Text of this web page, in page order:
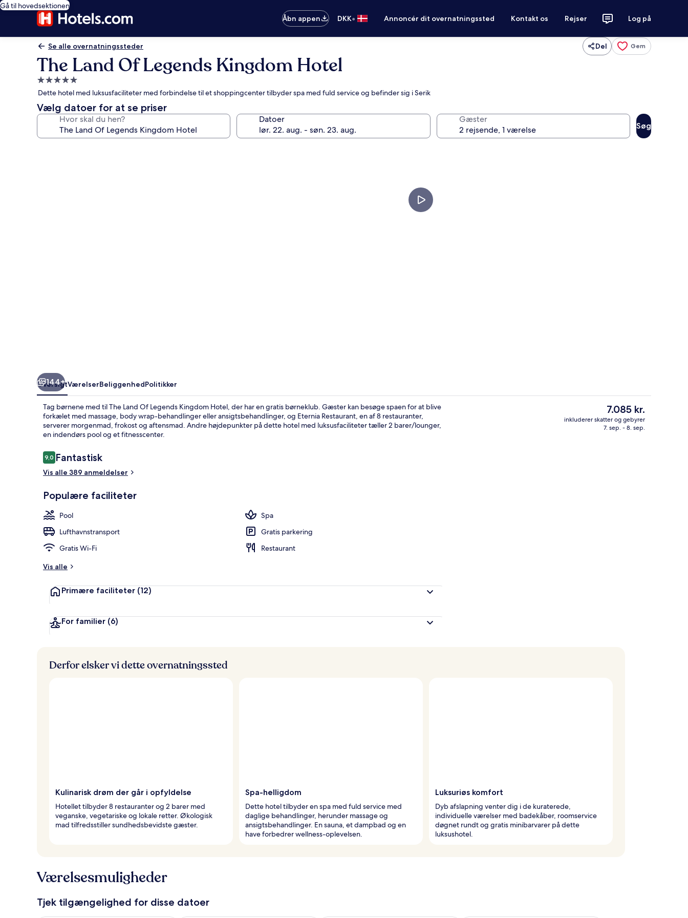
Gå til hovedsektionen
Åbn appen
DKK• Annoncér dit overnatningssted Kontakt os Rejser Log på
Se alle overnatningssteder Del Gem
The Land Of Legends Kingdom Hotel
5.0-
stjernet
overnatningssted
Dette hotel med luksusfaciliteter med forbindelse til et shoppingcenter tilbyder spa med fuld service og befinder sig i Serik
Vælg datoer for at se priser
Hvor skal du hen? Datoer Gæster
Søg
144+
OversigtVærelserBeliggenhedPolitikker
Tag børnene med til The Land Of Legends Kingdom Hotel, der har en gratis børneklub. Gæster kan besøge spaen for at blive
forkælet med massage, body wrap-behandlinger eller ansigtsbehandlinger, og Eternia Restaurant, en af 8 restauranter,
serverer morgenmad, frokost og aftensmad. Andre højdepunkter på dette hotel med luksusfaciliteter tæller 2 barer/lounger,
en indendørs pool og et fitnesscenter.
Anmeldelser
9,09,0 ud af 10.
Fantastisk
Vis alle 389 anmeldelser
Populære faciliteter
Pool
Spa
Lufthavnstransport
Gratis parkering
Gratis Wi-Fi
Restaurant
Vis alle
Primære faciliteter (12)
For familier (6)
Den
nuværende
pris
7.085 kr.
inkluderer skatter og gebyrer
7. sep. - 8. sep.
Derfor elsker vi dette overnatningssted
Kulinarisk drøm der går i opfyldelse
Hotellet tilbyder 8 restauranter og 2 barer med
veganske, vegetariske og lokale retter. Økologisk
mad tilfredsstiller sundhedsbevidste gæster.
Spa-helligdom
Dette hotel tilbyder en spa med fuld service med
daglige behandlinger, herunder massage og
ansigtsbehandlinger. En sauna, et dampbad og en
have forbedrer wellness-oplevelsen.
Luksuriøs komfort
Dyb afslapning venter dig i de kuraterede,
individuelle værelser med badekåber, roomservice
døgnet rundt og gratis minibarvarer på dette
luksushotel.
Værelsesmuligheder
Tjek tilgængelighed for disse datoer